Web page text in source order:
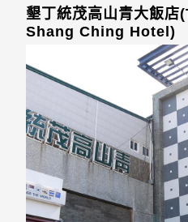
墾丁統茂高山青大飯
Shang Ching Hotel)